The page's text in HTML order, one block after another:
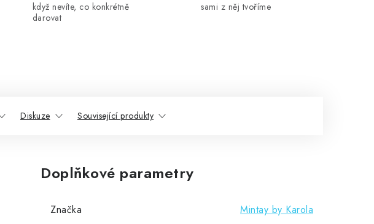
když nevíte, co konkrétně
darovat
sami z něj tvoříme
Diskuze Související produkty
Doplňkové parametry
Značka Mintay by Karola